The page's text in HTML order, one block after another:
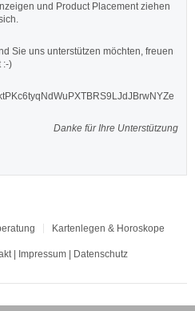
und Product Placement ziehen
Sie uns unterstützen möchten, freuen
:-)
Danke für Ihre Unterstützung
Kartenlegen & Horoskope
| Impressum | Datenschutz